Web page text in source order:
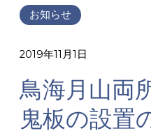
お知らせ
2019年11月1日
鳥海月山両
鬼板の設置